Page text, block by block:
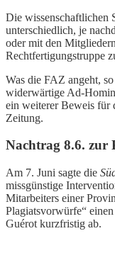
Die wissenschaftlichen
unterschiedlich, je
oder mit den
Rechtfertigungstruppe
Was die FAZ angeht,
widerwärtige Ad-
ein weiterer Beweis für
Zeitung.
Nachtrag 8.6. zur
Am 7. Juni sagte die
missgünstige
Mitarbeiters einer
Plagiatsvorwürfe“
Guérot kurzfristig ab.